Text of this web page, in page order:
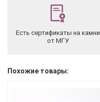
Есть сертификаты на камни
от МГУ
Похожие товары: